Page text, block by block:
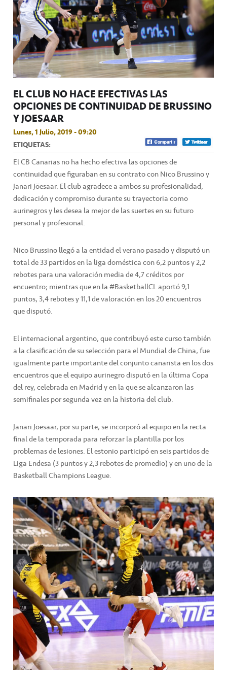
EL CLUB NO HACE EFECTIVAS LAS
OPCIONES DE CONTINUIDAD DE BRUSSINO
Y JOESAAR
Lunes, 1 Julio, 2019 - 09:20
ETIQUETAS:
El CB Canarias no ha hecho efectiva las opciones de
continuidad que figuraban en su contrato con Nico Brussino y
Janari Jöesaar. El club agradece a ambos su profesionalidad,
dedicación y compromiso durante su trayectoria como
aurinegros y les desea la mejor de las suertes en su futuro
personal y profesional.
Nico Brussino llegó a la entidad el verano pasado y disputó un
total de 33 partidos en la liga doméstica con 6,2 puntos y 2,2
rebotes para una valoración media de 4,7 créditos por
encuentro; mientras que en la #BasketballCL aportó 9,1
puntos, 3,4 rebotes y 11,1 de valoración en los 20 encuentros
que disputó.
El internacional argentino, que contribuyó este curso también
a la clasificación de su selección para el Mundial de China, fue
igualmente parte importante del conjunto canarista en los dos
encuentros que el equipo aurinegro disputó en la última Copa
del rey, celebrada en Madrid y en la que se alcanzaron las
semifinales por segunda vez en la historia del club.
Janari Joesaar, por su parte, se incorporó al equipo en la recta
final de la temporada para reforzar la plantilla por los
problemas de lesiones. El estonio participó en seis partidos de
Liga Endesa (3 puntos y 2,3 rebotes de promedio) y en uno de la
Basketball Champions League.